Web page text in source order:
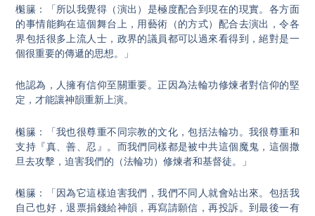
櫆籘：「所以我覺得（演出）是極度配合到現在的現實。各方面
的事情能夠在這個舞台上，用藝術（的方式）配合去演出，令各
界包括很多上流人士，政界的議員都可以過來看得到，絕對是一
個很重要的傳遞的思想。」
他認為，人擁有信仰至關重要。正因為法輪功修煉者對信仰的堅
定，才能讓神韻重新上演。
櫆籘：「我也很尊重不同宗教的文化，包括法輪功。我很尊重和
支持『真、善、忍』。而我們同樣都是被中共這個魔鬼，這個撒
旦去攻擊，迫害我們的（法輪功）修煉者和基督徒。」
櫆籘：「因為它這樣迫害我們，我們不同人就會站出來。包括我
自己也好，退票捐錢給神韻，再寫請願信，再投訴。到最後一有